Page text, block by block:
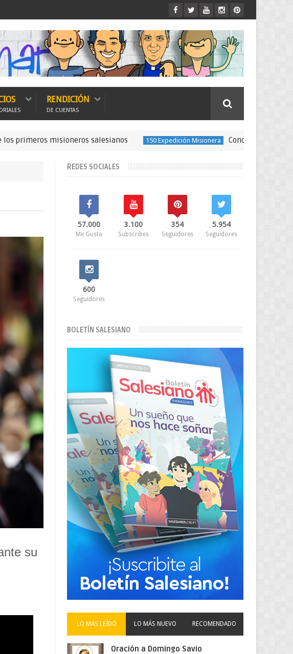
RENDICIÓN
DE CUENTAS
misioneros salesianos 150 Expedición Misionera Concierto por los 150 años
su
REDES SOCIALES
57.000
Me Gusta
3.100
Subscribes
354
Seguidores
5.954
Seguidores
600
Seguidores
BOLETÍN SALESIANO
LO MÁS LEÍDO LO MÁS NUEVO RECOMENDADO
Oración a Domingo Savio